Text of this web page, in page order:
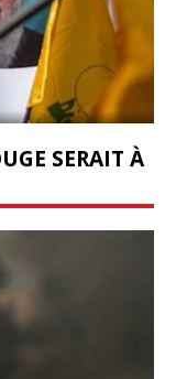
SERAIT À